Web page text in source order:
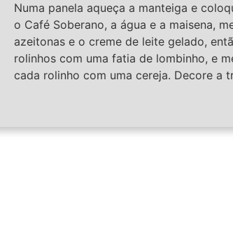
Numa panela aqueça a manteiga e
o Café Soberano, a água e a maisena,
azeitonas e o creme de leite gelado,
rolinhos com uma fatia de lombinho, e
cada rolinho com uma cereja. Decore a